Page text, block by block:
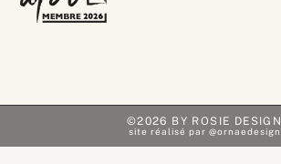
site réalisé par @ornaedesign
©2026 BY ROSIE DESIGN